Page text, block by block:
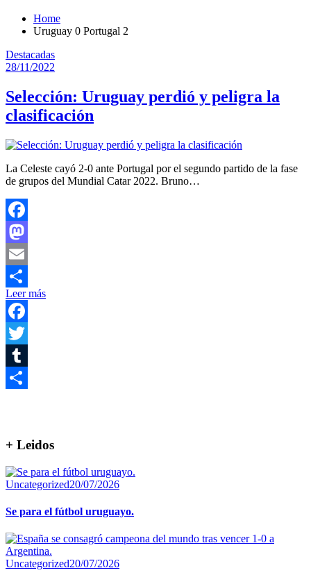
Home
Uruguay 0 Portugal 2
Destacadas
28/11/2022
Selección: Uruguay perdió y peligra la
clasificación
La Celeste cayó 2-0 ante Portugal por el segundo partido de la fase
de grupos del Mundial Catar 2022. Bruno…
Facebook
Mastodon
Email
Compartir
Leer más
Facebook
Twitter
Tumblr
+ Leidos
Uncategorized20/07/2026
Se para el fútbol uruguayo.
Uncategorized20/07/2026